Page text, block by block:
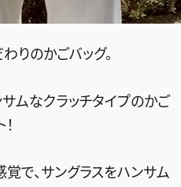
りのかごバッグ。
ムなクラッチタイプのかご
で、サングラスをハンサム